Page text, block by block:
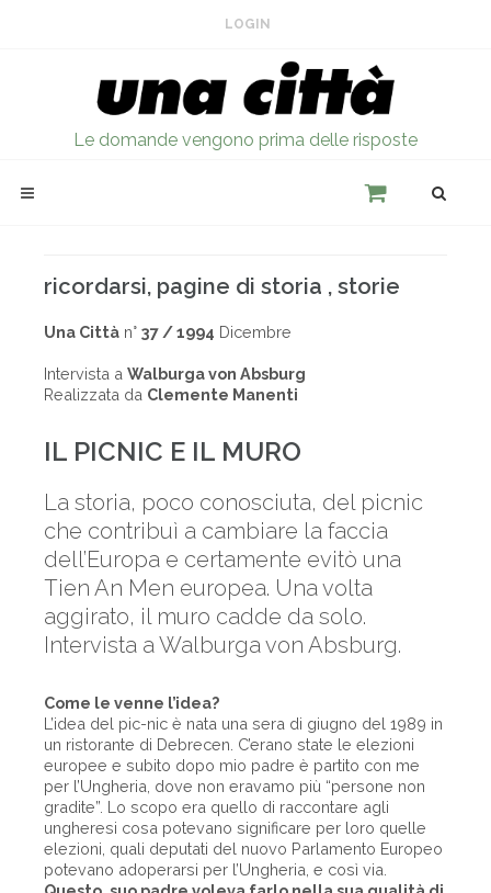
LOGIN
Le domande vengono prima delle risposte
ricordarsi, pagine di storia , storie
Una Città n° 37 / 1994 Dicembre
Intervista a Walburga von Absburg
Realizzata da Clemente Manenti
IL PICNIC E IL MURO
La storia, poco conosciuta, del picnic
che contribuì a cambiare la faccia
dell’Europa e certamente evitò una
Tien An Men europea. Una volta
aggirato, il muro cadde da solo.
Intervista a Walburga von Absburg.
Come le venne l’idea?
L’idea del pic-nic è nata una sera di giugno del 1989 in
un ristorante di Debrecen. C’erano state le elezioni
europee e subito dopo mio padre è partito con me
per l’Ungheria, dove non eravamo più “persone non
gradite”. Lo scopo era quello di raccontare agli
ungheresi cosa potevano significare per loro quelle
elezioni, quali deputati del nuovo Parlamento Europeo
potevano adoperarsi per l’Ungheria, e così via.